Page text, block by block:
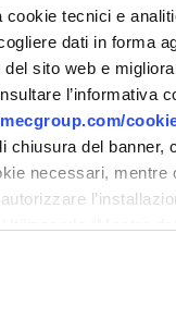
tecnici e
dati in forma
sito web e
l’informativa
chiusura del banner,
necessari, mentre
ANTI-STICK
MICRO STRUCTURED
GRIND